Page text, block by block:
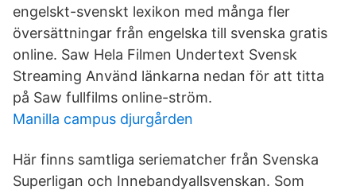
engelskt-svenskt lexikon med många fler
översättningar från engelska till svenska gratis
online. Saw Hela Filmen Undertext Svensk
Streaming Använd länkarna nedan för att titta
på Saw fullfilms online-ström.
Manilla campus djurgården
Här finns samtliga seriematcher från Svenska
Superligan och Innebandyallsvenskan. Som